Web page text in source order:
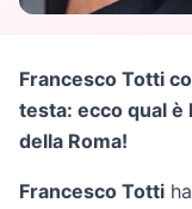
Francesco Totti
testa: ecco qual è
della Roma!
Francesco Totti